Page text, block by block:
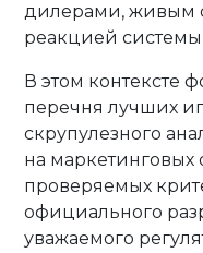
дилерами, живым
реакцией
В этом контексте
перечня лучших
скрупулезного
на маркетинговых
проверяемых
официального
уважаемого